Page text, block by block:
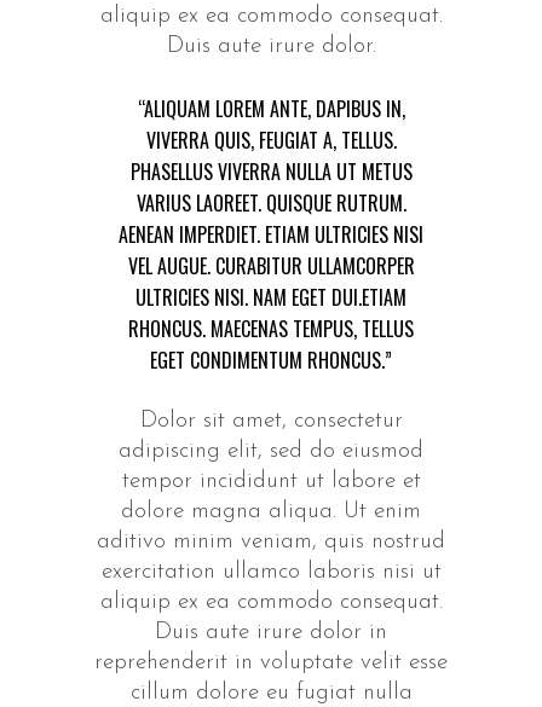
aliquip ex ea commodo consequat.
Duis aute irure dolor.
“ALIQUAM LOREM ANTE, DAPIBUS IN,
VIVERRA QUIS, FEUGIAT A, TELLUS.
PHASELLUS VIVERRA NULLA UT METUS
VARIUS LAOREET. QUISQUE RUTRUM.
AENEAN IMPERDIET. ETIAM ULTRICIES NISI
VEL AUGUE. CURABITUR ULLAMCORPER
ULTRICIES NISI. NAM EGET DUI.ETIAM
RHONCUS. MAECENAS TEMPUS, TELLUS
EGET CONDIMENTUM RHONCUS.”
Dolor sit amet, consectetur
adipiscing elit, sed do eiusmod
tempor incididunt ut labore et
dolore magna aliqua. Ut enim
aditivo minim veniam, quis nostrud
exercitation ullamco laboris nisi ut
aliquip ex ea commodo consequat.
Duis aute irure dolor in
reprehenderit in voluptate velit esse
cillum dolore eu fugiat nulla